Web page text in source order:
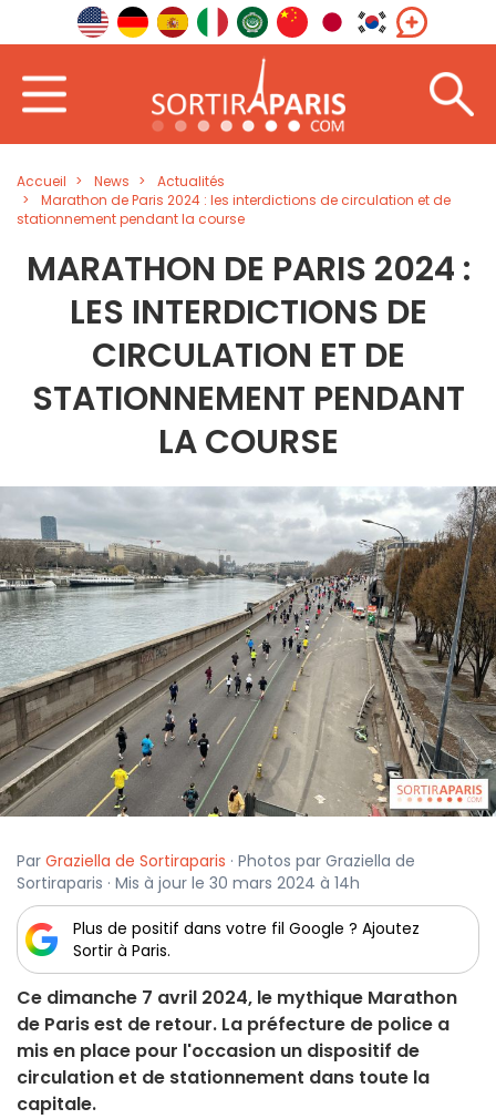
Accueil News
Actualités
Marathon de Paris 2024 : les interdictions de circulation et de
stationnement pendant la course
MARATHON DE PARIS 2024 :
LES INTERDICTIONS DE
CIRCULATION ET DE
STATIONNEMENT PENDANT
LA COURSE
Par Graziella de Sortiraparis · Photos par Graziella de
Sortiraparis · Mis à jour le 30 mars 2024 à 14h
Plus de positif dans votre fil Google ? Ajoutez
Sortir à Paris.
Ce dimanche 7 avril 2024, le mythique Marathon
de Paris est de retour. La préfecture de police a
mis en place pour l'occasion un dispositif de
circulation et de stationnement dans toute la
capitale.